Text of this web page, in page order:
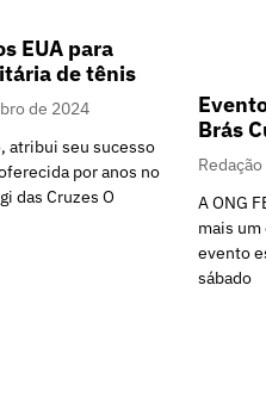
EUA para
de tênis
de 2024
atribui seu sucesso
por anos no
das Cruzes O
Brás
Redação
A ONG
mais um
evento
sábado